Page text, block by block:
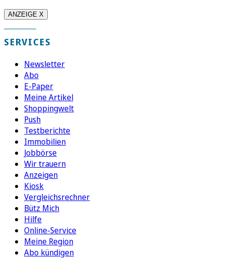
ANZEIGE X
SERVICES
Newsletter
Abo
E-Paper
Meine Artikel
Shoppingwelt
Push
Testberichte
Immobilien
Jobbörse
Wir trauern
Anzeigen
Kiosk
Vergleichsrechner
Bütz Mich
Hilfe
Online-Service
Meine Region
Abo kündigen